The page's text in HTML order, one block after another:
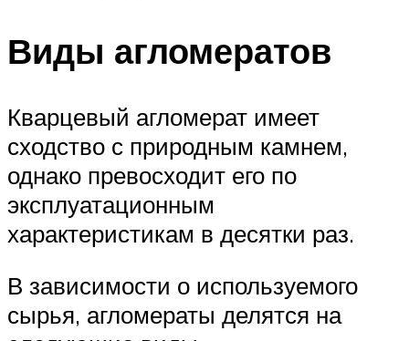
Виды агломератов
Кварцевый агломерат имеет
сходство с природным камнем,
однако превосходит его по
эксплуатационным
характеристикам в десятки раз.
В зависимости о используемого
сырья, агломераты делятся на